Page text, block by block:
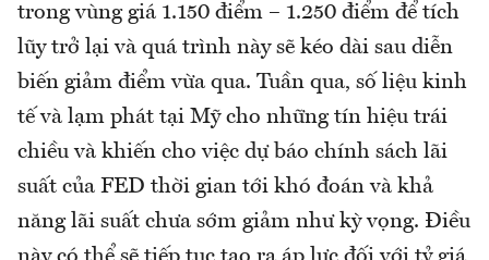
trong vùng giá 1.150 điểm – 1.250 điểm để tích
lũy trở lại và quá trình này sẽ kéo dài sau diễn
biến giảm điểm vừa qua. Tuần qua, số liệu kinh
tế và lạm phát tại Mỹ cho những tín hiệu trái
chiều và khiến cho việc dự báo chính sách lãi
suất của FED thời gian tới khó đoán và khả
năng lãi suất chưa sớm giảm như kỳ vọng. Điều